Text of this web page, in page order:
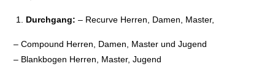
Durchgang: – Recurve Herren, Damen, Master,
– Compound Herren, Damen, Master und Jugend
– Blankbogen Herren, Master, Jugend